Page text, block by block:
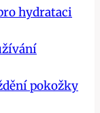
hydrataci
pokožky